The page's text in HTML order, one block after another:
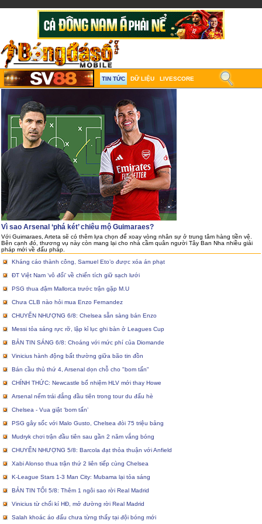
TIN TỨC DỮ LIỆU LIVESCORE
Vì sao Arsenal ‘phá két’ chiêu mộ Guimaraes?
Với Guimaraes, Arteta sẽ có thêm lựa chọn để xoay vòng nhân sự ở trung tâm hàng tiền vệ.
Bên cạnh đó, thương vụ này còn mang lại cho nhà cầm quân người Tây Ban Nha nhiều giải
pháp mới về đấu pháp.
Kháng cáo thành công, Samuel Eto’o được xóa án phạt
ĐT Việt Nam ‘vô đối’ về chiến tích giữ sạch lưới
PSG thua đậm Mallorca trước trận gặp M.U
Chưa CLB nào hỏi mua Enzo Fernandez
CHUYỂN NHƯỢNG 6/8: Chelsea sẵn sàng bán Enzo
Messi tỏa sáng rực rỡ, lập kỉ lục ghi bàn ở Leagues Cup
BẢN TIN SÁNG 6/8: Choáng với mức phí của Diomande
Vinicius hành động bất thường giữa bão tin đồn
Bán cầu thủ thứ 4, Arsenal dọn chỗ cho "bom tấn"
CHÍNH THỨC: Newcastle bổ nhiệm HLV mới thay Howe
Arsenal nếm trái đắng đầu tiên trong tour du đấu hè
Chelsea - Vua giật ‘bom tấn’
PSG gây sốc với Malo Gusto, Chelsea đòi 75 triệu bảng
Mudryk chơi trận đầu tiên sau gần 2 năm vắng bóng
CHUYỂN NHƯỢNG 5/8: Barcola đạt thỏa thuận với Anfield
Xabi Alonso thua trận thứ 2 liên tiếp cùng Chelsea
K-League Stars 1-3 Man City: Mubama lại tỏa sáng
BẢN TIN TỐI 5/8: Thêm 1 ngôi sao rời Real Madrid
Vinicius từ chối kí HĐ, mở đường rời Real Madrid
Salah khoác áo đấu chưa từng thấy tại đội bóng mới